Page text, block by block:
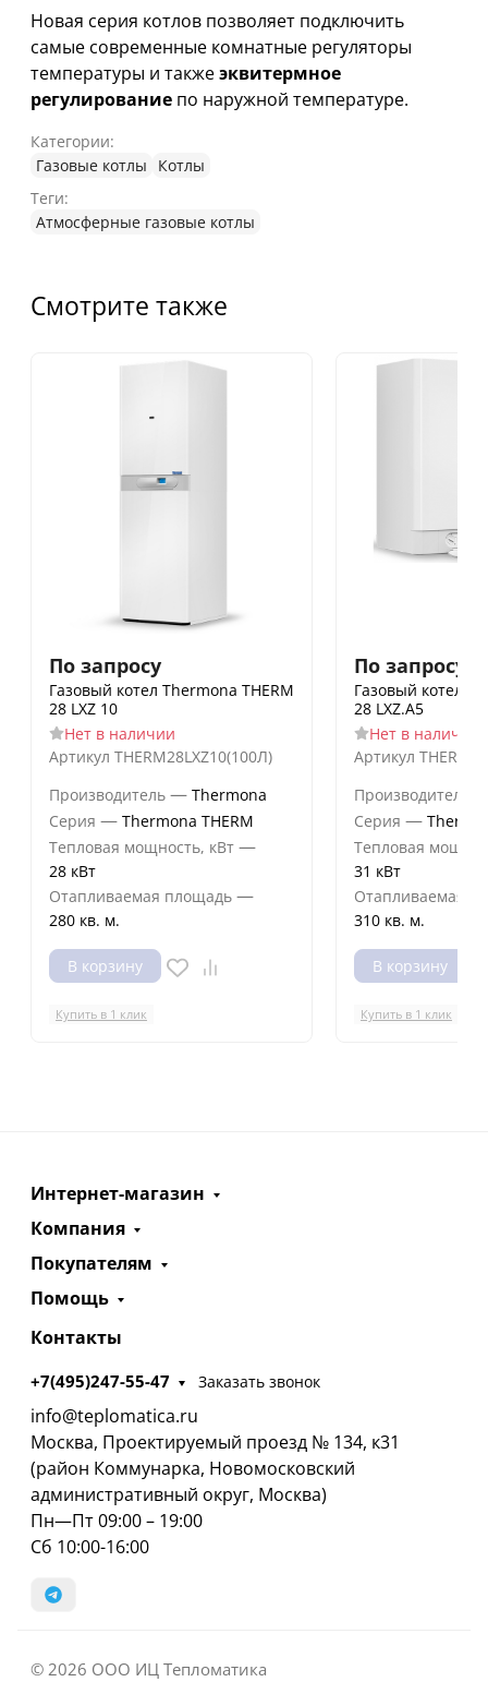
Новая серия котлов позволяет подключить
самые современные комнатные регуляторы
температуры и такжеэквитермное
регулирование по наружной температуре.
Категории:
Газовые котлы
Котлы
Теги:
Атмосферные газовые котлы
Смотрите также
По запросу
Газовый котел Thermona THERM
28 LXZ 10
Нет в наличии
Артикул THERM28LXZ10(100Л)
Производитель — Thermona
Серия — Thermona THERM
Тепловая мощность, кВт —
28 кВт
Отапливаемая площадь —
280 кв. м.
В корзину
Купить в 1 клик
По запросу
Газовый котел
28 LXZ.A5
Нет в наличии
Артикул
Производитель
Серия —
Тепловая
31 кВт
Отапливаемая
310 кв. м.
В корзину
Купить в 1 клик
Интернет-магазин
Компания
Покупателям
Помощь
Контакты
+7(495)247-55-47 Заказать звонок
info@teplomatica.ru
Москва, Проектируемый проезд № 134, к31
(район Коммунарка, Новомосковский
административный округ, Москва)
Пн—Пт 09:00 – 19:00
Сб 10:00-16:00
© 2026 ООО ИЦ Тепломатика